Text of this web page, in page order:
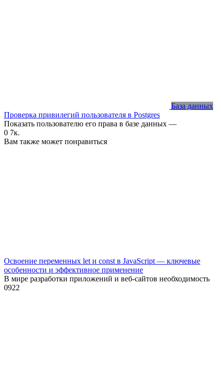
База данных
Проверка привилегий пользователя в Postgres
Показать пользователю его права в базе данных —
0 7к.
Вам также может понравиться
Освоение переменных let и const в JavaScript — ключевые
особенности и эффективное применение
В мире разработки приложений и веб-сайтов необходимость
0922